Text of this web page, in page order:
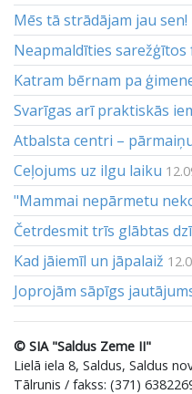
Mēs tā strādājam jau sen!
Neapmaldīties
Katram bērnam pa
Svarīgas arī praktiskās
Atbalsta centri –
Ceļojums uz ilgu laiku
"Mammai nepārmetu
Četrdesmit trīs glābtas
Kad jāiemīl un jāpalaiž
Joprojām sāpīgs
© SIA "Saldus Zeme II"
Lielā iela 8, Saldus, Saldus
Tālrunis / fakss: (371)